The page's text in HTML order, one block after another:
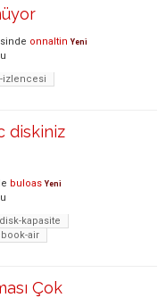
onnaltin Yeni
izlencesi
diskiniz
buloas Yeni
kapasite
air
Çok